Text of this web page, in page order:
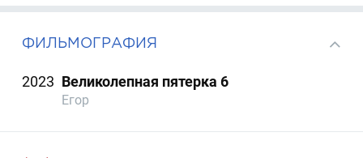
ФИЛЬМОГРАФИЯ
2023 Великолепная пятерка 6
Егор